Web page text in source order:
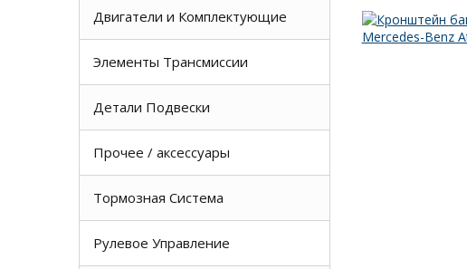
Двигатели и Комплектующие
Элементы Трансмиссии
Детали Подвески
Прочее / аксессуары
Тормозная Система
Рулевое Управление